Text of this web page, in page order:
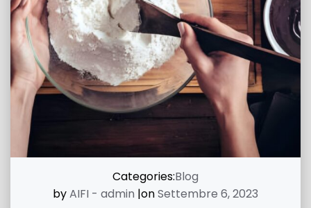
Categories:Blog
byAIFI - admin |onSettembre 6, 2023